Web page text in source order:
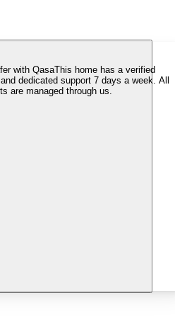
with QasaThis home has a verified
dedicated support 7 days a week. All
are managed through us.